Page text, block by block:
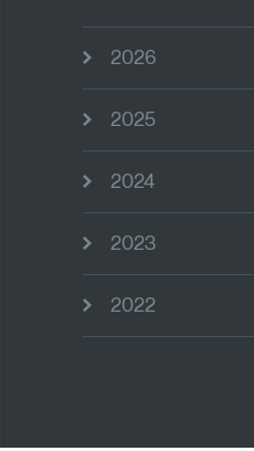
2026
2025
2024
2023
2022